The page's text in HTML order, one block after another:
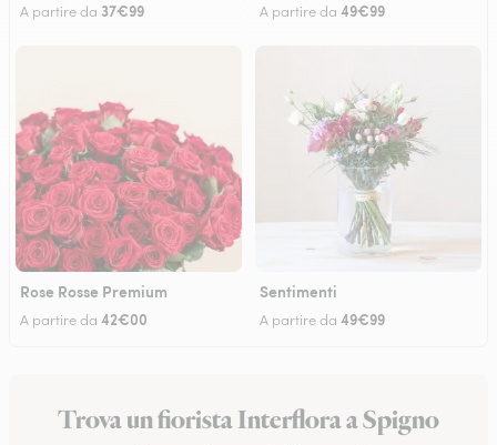
A partire da 37€99 A partire da 49€99
Rose Rosse Premium
A partire da 42€00
Sentimenti
A partire da 49€99
Trova un fiorista Interflora a Spigno